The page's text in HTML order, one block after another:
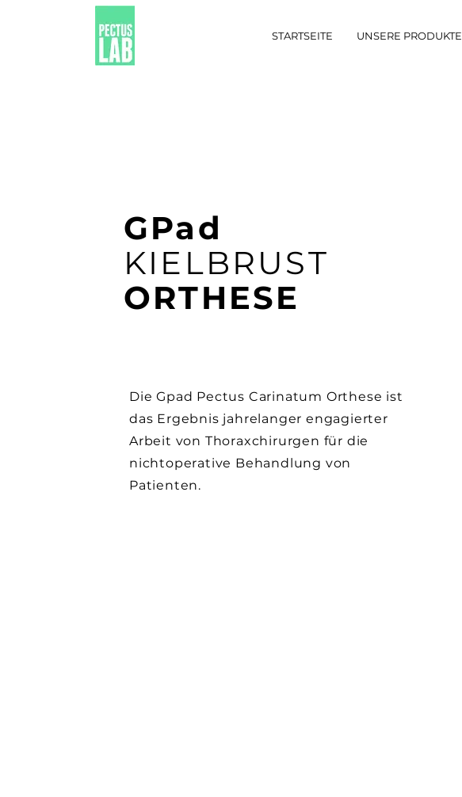
STARTSEITE UNSERE PRODUKTE
GPad
KIELBRUST
ORTHESE
Die Gpad Pectus Carinatum Orthese ist
das Ergebnis jahrelanger engagierter
Arbeit von Thoraxchirurgen für die
nichtoperative Behandlung von
Patienten.